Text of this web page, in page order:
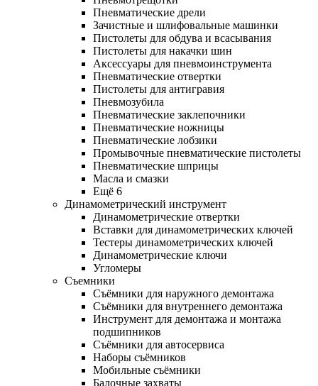
Пневматические дрели
Зачистные и шлифовальные машинки
Пистолеты для обдува и всасывания
Пистолеты для накачки шин
Аксессуары для пневмоинструмента
Пневматические отвертки
Пистолеты для антигравия
Пневмозубила
Пневматические заклепочники
Пневматические ножницы
Пневматические лобзики
Промывочные пневматические пистолеты
Пневматические шприцы
Масла и смазки
Ещё 6
Динамометрический инструмент
Динамометрические отвертки
Вставки для динамометрических ключей
Тестеры динамометрических ключей
Динамометрические ключи
Угломеры
Съемники
Съёмники для наружного демонтажа
Съёмники для внутреннего демонтажа
Инструмент для демонтажа и монтажа
подшипников
Съёмники для автосервиса
Наборы съёмников
Мобильные съёмники
Балочные захваты